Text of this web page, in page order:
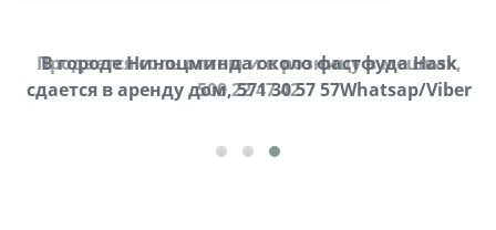
Продается соль оптом и в розницу в мешках,
500 22 47 42
В городе Ниноцминда около фастфуда Hask
cдается в аренду дом, 571 30 57 57Whatsap/Viber